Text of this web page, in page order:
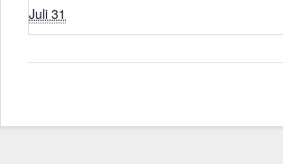
Juli 31